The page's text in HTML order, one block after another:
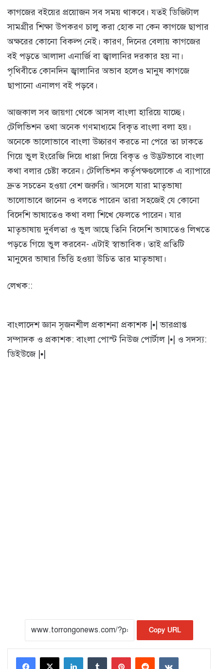
কাগজের বইয়ের প্রয়োজন সব সময় থাকবে। যতই ডিজিটাল
সামগ্রীর শিক্ষা উপকরণ চালু করা হোক না কেন কাগজে ছাপার
অক্ষরের কোনো বিকল্প নেই। কারণ, দিনের বেলায় কাগজের
বই পড়তে আলাদা এনার্জি বা জ্বালানির দরকার হয় না।
পৃথিবীতে কোনদিন জ্বালানির অভাব হলেও মানুষ কাগজে
ছাপানো এনালগ বই পড়বে।
আজকাল সব জায়গা থেকে আসল বাংলা হারিয়ে যাচ্ছে।
টেলিভিশন তথা অনেক গণমাধ্যমে বিকৃত বাংলা বলা হয়।
অনেকে ভালোভাবে বাংলা উচ্চারণ করতে না পেরে তা ঢাকতে
গিয়ে ভুল ইংরেজি দিয়ে ধাপ্পা দিয়ে বিকৃত ও উদ্ভটভাবে বাংলা
কথা বলার চেষ্টা করেন। টেলিভিশন কর্তৃপক্ষগুলোকে এ ব্যাপারে
দ্রুত সচতেন হওয়া বেশ জরুরি। আসলে যারা মাতৃভাষা
ভালোভাবে জানেন ও বলতে পারেন তারা সহজেই যে কোনো
বিদেশি ভাষাতেও কথা বলা শিখে ফেলতে পারেন। যার
মাতৃভাষায় দুর্বলতা ও ভুল আছে তিনি বিদেশি ভাষাতেও লিখতে
পড়তে গিয়ে ভুল করবেন- এটাই স্বাভাবিক। তাই প্রতিটি
মানুষের ভাষার ভিত্তি হওয়া উচিত তার মাতৃভাষা।
লেখক::
বাংলাদেশ জ্ঞান সৃজনশীল প্রকাশনা প্রকাশক |•| ভারপ্রাপ্ত
সম্পাদক ও প্রকাশক: বাংলা পোস্ট নিউজ পোর্টাল |•| ও সদস্য:
ডিইউজে |•|
Copy URL
LinkedIn